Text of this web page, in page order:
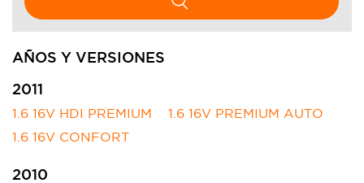
AÑOS Y VERSIONES
2011
1.6 16V HDI PREMIUM
1.6 16V PREMIUM AUTO
1.6 16V CONFORT
2010